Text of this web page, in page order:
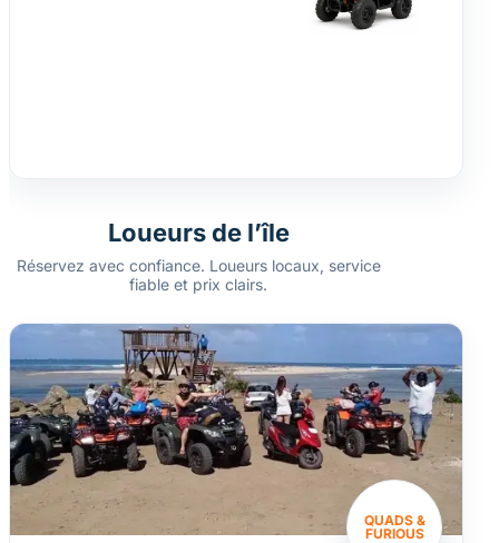
Loueurs de l’île
Réservez avec confiance. Loueurs locaux, service
fiable et prix clairs.
QUADS &
FURIOUS